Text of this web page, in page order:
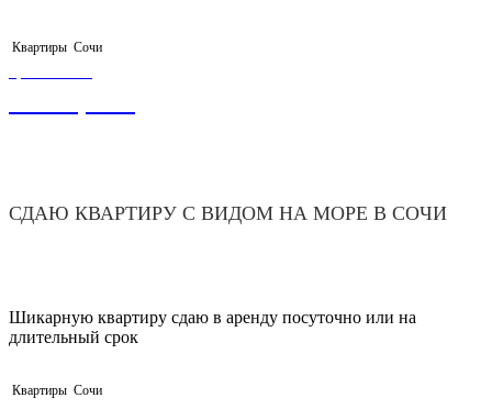
Квартиры Сочи
СДАЮ КВАРТИРУ С ВИДОМ НА МОРЕ В СОЧИ
Шикарную квартиру сдаю в аренду посуточно или на
длительный срок
Квартиры Сочи